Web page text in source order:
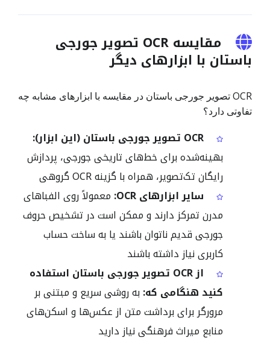
مقایسه OCR تصویر جورجی
باستان با ابزارهای دیگر
OCR تصویر جورجی باستان در مقایسه با ابزارهای مشابه چه
تفاوتی دارد؟
OCR تصویر جورجی باستان (این ابزار):
بهینه‌شده برای خط‌های تاریخی جورجی، پردازش
رایگان تک‌تصویر، همراه با گزینه OCR گروهی
سایر ابزارهای OCR:
معمولاً روی الفباهای
مدرن تمرکز دارند و ممکن است در تشخیص حروف
جورجی قدیم ناتوان باشند یا به ساخت حساب
کاربری نیاز داشته باشند
از OCR تصویر جورجی باستان استفاده
کنید هنگامی که:به روشی سریع و مبتنی بر
مرورگر برای برداشت متن از عکس‌ها و اسکن‌های
منابع میراث فرهنگی نیاز دارید